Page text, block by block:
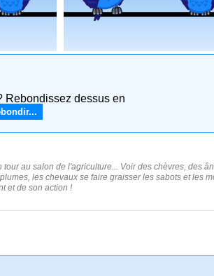
Rebondissez dessus en
au salon de l'agriculture... Voir des chèvres, des
les chevaux se faire graisser les sabots et les
et de son action !